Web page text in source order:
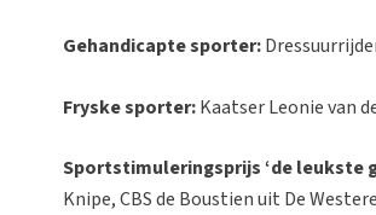
Gehandicapte sporter:
Fryske sporter:Kaatser Leonie van
Sportstimuleringsprijs ‘de leukste
Knipe, CBS de Boustien uit De